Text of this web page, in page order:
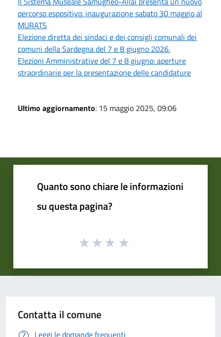
percorso espositivo: inaugurazione sabato 30 maggio al
MURATS
Elezione diretta dei sindaci e dei consigli comunali dei
comuni della Sardegna del 7 e 8 giugno 2026.
Elezioni Amministrative del 7 e 8 giugno: aperture
straordinarie per la presentazione delle candidature
Ultimo aggiornamento: 15 maggio 2025, 09:06
Quanto sono chiare le informazioni
su questa pagina?
Contatta il comune